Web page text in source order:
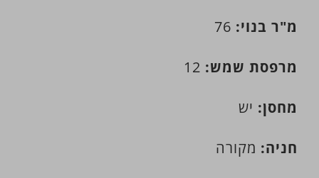
מ"ר בנוי: 76
מרפסת שמש:
מחסן: יש
חניה: מקורה